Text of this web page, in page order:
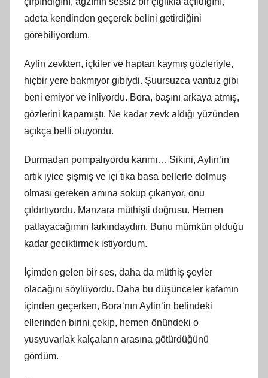
adeta kendinden geçerek belini getirdiğini
görebiliyordum.
Aylin zevkten, içkiler ve haptan kaymış gözleriyle,
hiçbir yere bakmıyor gibiydi. Şuursuzca vantuz gibi
beni emiyor ve inliyordu. Bora, başını arkaya atmış,
gözlerini kapamıştı. Ne kadar zevk aldığı yüzünden
açıkça belli oluyordu.
Durmadan pompalıyordu karımı… Sikini, Aylin’in
artık iyice şişmiş ve içi tıka basa bellerle dolmuş
olması gereken amına sokup çıkarıyor, onu
çıldırtıyordu. Manzara müthişti doğrusu. Hemen
patlayacağımın farkındaydım. Bunu mümkün olduğu
kadar geciktirmek istiyordum.
İçimden gelen bir ses, daha da müthiş şeyler
olacağını söylüyordu. Daha bu düşünceler kafamın
içinden geçerken, Bora’nın Aylin’in belindeki
ellerinden birini çekip, hemen önündeki o
yusyuvarlak kalçaların arasına götürdüğünü
gördüm.